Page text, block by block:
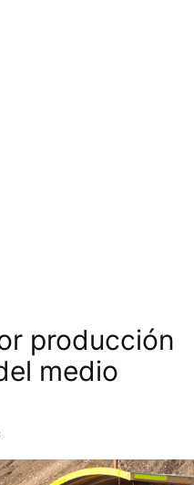
producción
medio